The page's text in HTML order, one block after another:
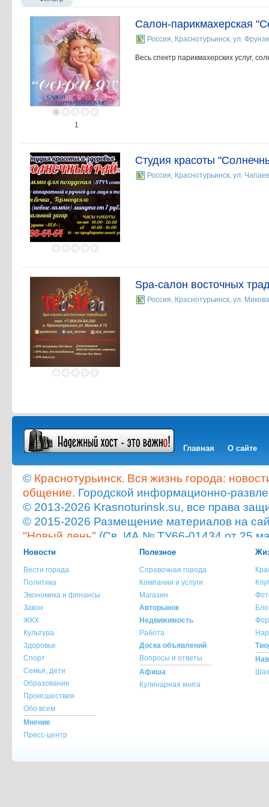
1
Салон-парикмахерская
Россия, Краснотурьинск, ул.
Весь спектр парикмахерских услуг,
Студия красоты
Россия, Краснотурьинск, ул.
Spa-салон восточных
Россия, Краснотурьинск, ул.
Главная О сайте
© Краснотурьинск. Вся жизнь города:
общение. Городской информационно-
© 2013-2026 Krasnoturinsk.su, все права
© 2015-2026 Размещение материалов на
"Новый день" (Св. ИА № ТУ66-01434 от 25
Мнение администрации сайта не всегда
опубликованного материала!
При копировании материала с сайта
ссылка на источник обязательна.
При использовании материала с сайта
указание источника и автора материала
По всем вопросам обращайтесь на
Новости
Вести города
Политика
Экономика и финансы
Закон
ЖКХ
Культура
Здоровье
Спорт
Семья, дети
Образование
Происшествия
Обо всем
Мнение
Пресс-центр
Полезное
Справочная города
Компании и услуги
Магазин
Авторынок
Недвижимость
Работа
Доска объявлений
Вопросы и ответы
Афиша
Кулинарная книга